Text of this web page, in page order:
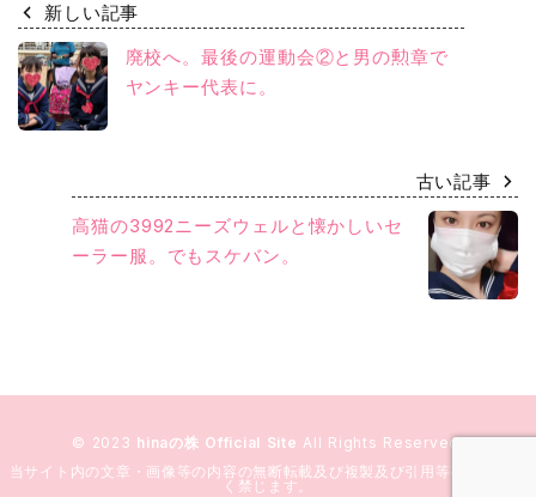
新しい記事
廃校へ。最後の運動会②と男の勲章で
ヤンキー代表に。
古い記事
高猫の3992ニーズウェルと懐かしいセ
ーラー服。でもスケバン。
© 2023 hinaの株 Official Site All Rights Reserved.
当サイト内の文章・画像等の内容の無断転載及び複製及び引用等の行為を固
く禁じます。